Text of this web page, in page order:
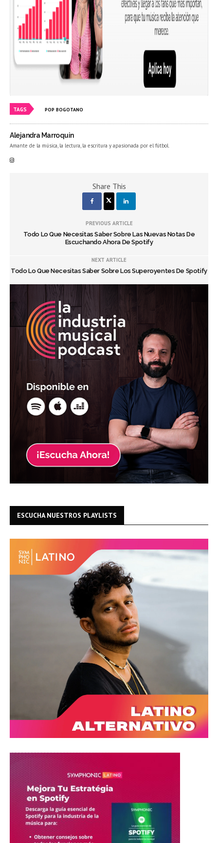
TAGS POP BOGOTANO
Alejandra Marroquin
Amante de la música, la lectura, la escritura y apasionada por el fútbol.
Share This
PREVIOUS ARTICLE
Todo Lo Que Necesitas Saber Sobre Las Nuevas Notas De
Escuchando Ahora De Spotify
NEXT ARTICLE
Todo Lo Que Necesitas Saber Sobre Los Superoyentes De Spotify
ESCUCHA NUESTROS PLAYLISTS